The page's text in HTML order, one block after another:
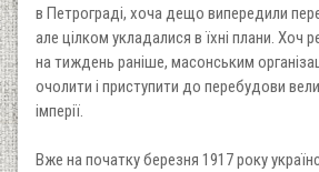
в Петрограді, хоча дещо випередили
але цілком укладалися в їхні плани. Хоч
на тиждень раніше, масонським
очолити і приступити до перебудови
імперії.
Вже на початку березня 1917 року